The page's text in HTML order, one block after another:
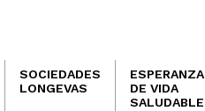
Navegación
principal
SOCIEDADES
LONGEVAS
ESPERANZA
DE VIDA
SALUDABLE